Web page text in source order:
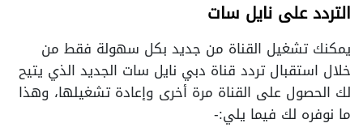
التردد على نايل سات
يمكنك تشغيل القناة من جديد بكل سهولة فقط من
خلال استقبال تردد قناة دبي نايل سات الجديد الذي يتيح
لك الحصول على القناة مرة أخرى وإعادة تشغيلها، وهذا
ما نوفره لك فيما يلي:-